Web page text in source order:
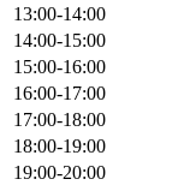
13:00-14:00
14:00-15:00
15:00-16:00
16:00-17:00
17:00-18:00
18:00-19:00
19:00-20:00